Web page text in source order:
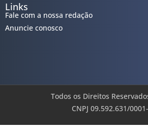
Links
Fale com a nossa redação
Anuncie conosco
Todos os Direitos
CNPJ 09.592.631/